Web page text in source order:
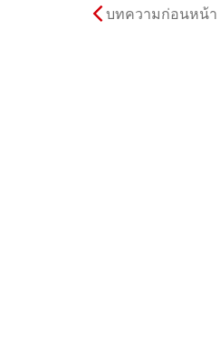
บทความก่อนหน้า